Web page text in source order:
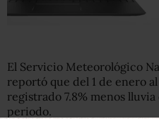
El Servicio Meteorológico
reportó que del 1 de enero
registrado 7.8% menos
periodo.